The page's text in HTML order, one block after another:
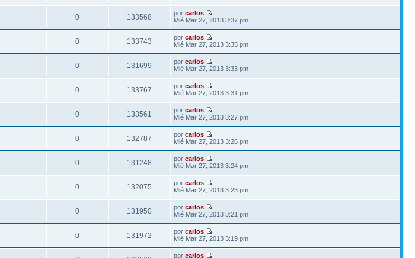
0 133568 porcarlos
Mié Mar 27, 2013 3:37 pm
0 133743 porcarlos
Mié Mar 27, 2013 3:35 pm
0 131699 porcarlos
Mié Mar 27, 2013 3:33 pm
0 133767 porcarlos
Mié Mar 27, 2013 3:31 pm
0 133561 porcarlos
Mié Mar 27, 2013 3:27 pm
0 132787 porcarlos
Mié Mar 27, 2013 3:26 pm
0 131248 porcarlos
Mié Mar 27, 2013 3:24 pm
0 132075 porcarlos
Mié Mar 27, 2013 3:23 pm
0 131950 porcarlos
Mié Mar 27, 2013 3:21 pm
0 131972 porcarlos
Mié Mar 27, 2013 3:19 pm
porcarlos